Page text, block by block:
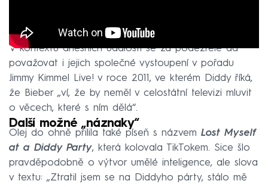
V kontextu dnešních událostí se za podezřelé dá
považovat i jejich společné vystoupení v pořadu
Jimmy Kimmel Live! v roce 2011, ve kterém Diddy říká,
že Bieber „ví, že by neměl v celostátní televizi mluvit
o věcech, které s ním dělá“.
Další možné „náznaky“
Olej do ohně přilila také píseň s názvem Lost Myself
at a Diddy Party, která kolovala TikTokem. Sice šlo
pravděpodobně o výtvor umělé inteligence, ale slova
v textu: „Ztratil jsem se na Diddyho párty, stálo mě